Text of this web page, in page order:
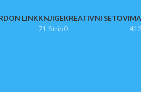
LINKKNJIGE
71 Strip
KREATIVNI SETOVI
0
412